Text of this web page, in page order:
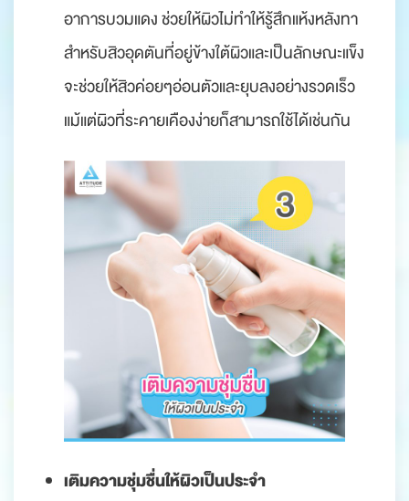
อาการบวมแดง ช่วยให้ผิวไม่ทำให้รู้สึกแห้งหลังทา
สำหรับสิวอุดตันที่อยู่ข้างใต้ผิวและเป็นลักษณะแข็ง
จะช่วยให้สิวค่อยๆอ่อนตัวและยุบลงอย่างรวดเร็ว
แม้แต่ผิวที่ระคายเคืองง่ายก็สามารถใช้ได้เช่นกัน
เติมความชุ่มชื่นให้ผิวเป็นประจำ